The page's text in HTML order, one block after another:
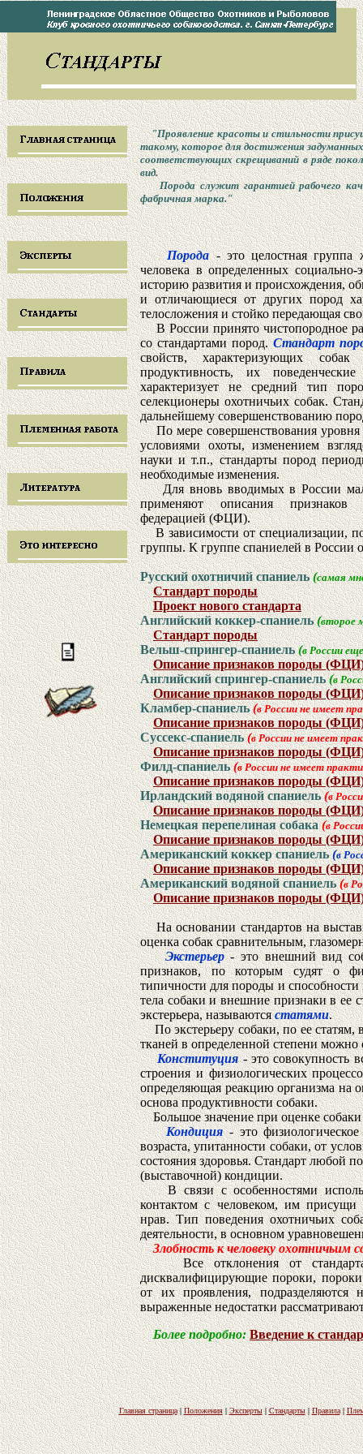
"Проявление красоты и стильности
такому, которое для достижения
соответствующих скрещиваний в ряде
вид.
Порода служит гарантией рабочего
фабричная марка."
Порода- это целостная группа
человека в определенных
историю развития и происхождения,
и отличающиеся от других пород
телосложения и стойко передающая
В России принято чистопородное
со стандартами пород.Стандарт
свойств, характеризующих
продуктивность, их
характеризует не средний тип
селекционеры охотничьих собак.
дальнейшему совершенствованию
По мере совершенствования уровня
условиями охоты, изменением
науки и т.п., стандарты пород
необходимые изменения.
Для вновь вводимых в России
применяют описания признаков
федерацией (ФЦИ).
В зависимости от специализации,
группы. К группе спаниелей в России
Русский охотничий спаниель (самая
Стандарт породы
Проект нового стандарта
Английский коккер-спаниель (второе
Стандарт породы
Вельш-спрингер-спаниель (в России
Описание признаков породы
Английский спрингер-спаниель (в
Описание признаков породы
Кламбер-спаниель (в России не имеет
Описание признаков породы
Суссекс-спаниель (в России не имеет
Описание признаков породы
Филд-спаниель (в России не имеет
Описание признаков породы
Ирландский водяной спаниель (в
Описание признаков породы
Немецкая перепелиная собака (в
Описание признаков породы
Американский коккер спаниель (в
Описание признаков породы
Американский водяной спаниель (в
Описание признаков породы
На основании стандартов на
оценка собак сравнительным,
Экстерьер- это внешний вид
признаков, по которым судят о
типичности для породы и
тела собаки и внешние признаки в ее
экстерьера, называютсястатями.
По экстерьеру собаки, по ее статям,
тканей в определенной степени можно
Конституция- это совокупность
строения и физиологических
определяющая реакцию организма на
основа продуктивности собаки.
Большое значение при оценке собаки
Кондиция- это физиологическое
возраста, упитанности собаки, от
состояния здоровья. Стандарт любой
(выставочной) кондиции.
В связи с особенностями
контактом с человеком, им
нрав. Тип поведения охотничьих
деятельности, в основном
Злобность к человеку охотничьим
Все отклонения от стандарта
дисквалифицирующие пороки,
от их проявления,
выраженные недостатки
Более подробно:Введение к
Главная страница|Положения|Эксперты|Стандарты|Правила|